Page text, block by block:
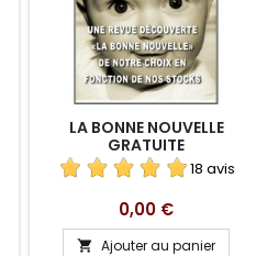
LA BONNE NOUVELLE
GRATUITE
18 avis
Prix
0,00 €
 Ajouter au panier